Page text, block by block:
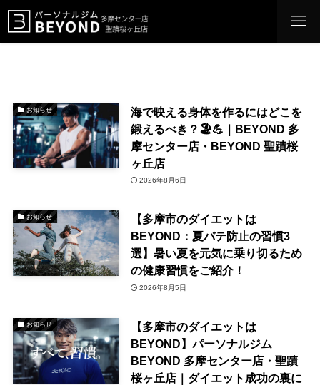
お知らせ
海で映える身体を作るにはどこを
鍛えるべき？🏖️💪｜BEYOND 多
摩センター店・BEYOND 聖蹟桜
ヶ丘店
2026年8月6日
お知らせ
【多摩市のダイエットは
BEYOND：夏バテ防止の習慣3
選】暑い夏を元気に乗り切るため
の健康習慣をご紹介！
2026年8月5日
お知らせ
【多摩市のダイエットは
BEYOND】パーソナルジム
BEYOND 多摩センター店・聖蹟
桜ヶ丘店｜ダイエット成功の裏に